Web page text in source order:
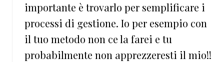
importante è trovarlo per semplificare i
processi di gestione. Io per esempio con
il tuo metodo non ce la farei e tu
probabilmente non apprezzeresti il mio!!